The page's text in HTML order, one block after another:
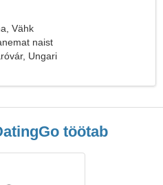
Vähk
naist
Ungari
töötab